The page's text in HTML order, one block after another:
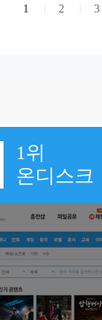
1 2 3
1위
온디스크